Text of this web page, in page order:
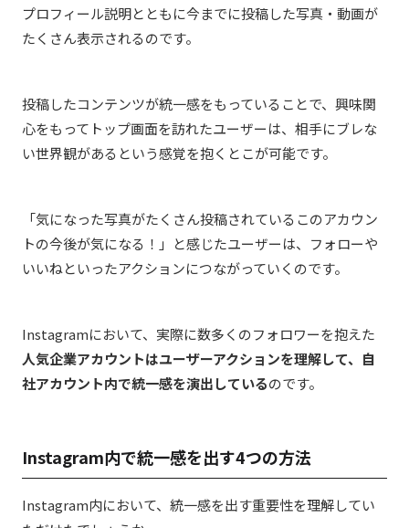
プロフィール説明とともに今までに投稿した写真・動画が
たくさん表示されるのです。
投稿したコンテンツが統一感をもっていることで、興味関
心をもってトップ画面を訪れたユーザーは、相手にブレな
い世界観があるという感覚を抱くとこが可能です。
「気になった写真がたくさん投稿されているこのアカウン
トの今後が気になる！」と感じたユーザーは、フォローや
いいねといったアクションにつながっていくのです。
Instagramにおいて、実際に数多くのフォロワーを抱えた
人気企業アカウントはユーザーアクションを理解して、自
社アカウント内で統一感を演出しているのです。
Instagram内で統一感を出す4つの方法
Instagram内において、統一感を出す重要性を理解してい